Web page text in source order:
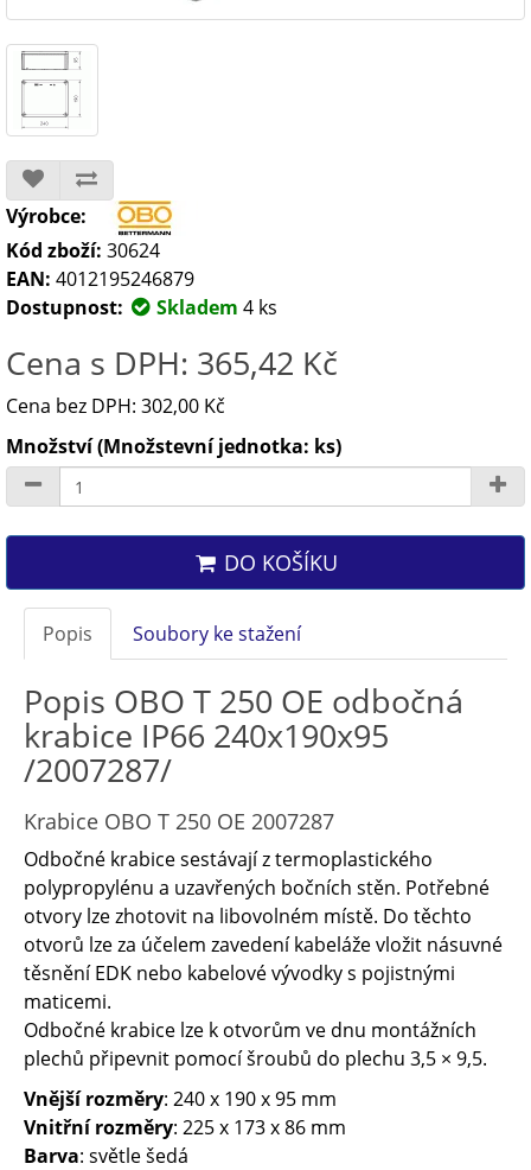
Výrobce:
Kód zboží: 30624
EAN: 4012195246879
Dostupnost:
Skladem 4 ks
Cena s DPH: 365,42 Kč
Cena bez DPH: 302,00 Kč
Množství (Množstevní jednotka: ks)
DO KOŠÍKU
Popis Soubory ke stažení
Popis OBO T 250 OE odbočná
krabice IP66 240x190x95
/2007287/
Krabice OBO T 250 OE 2007287
Odbočné krabice sestávají z termoplastického
polypropylénu a uzavřených bočních stěn. Potřebné
otvory lze zhotovit na libovolném místě. Do těchto
otvorů lze za účelem zavedení kabeláže vložit násuvné
těsnění EDK nebo kabelové vývodky s pojistnými
maticemi.
Odbočné krabice lze k otvorům ve dnu montážních
plechů připevnit pomocí šroubů do plechu 3,5 × 9,5.
Vnější rozměry: 240 x 190 x 95 mm
Vnitřní rozměry: 225 x 173 x 86 mm
Barva: světle šedá